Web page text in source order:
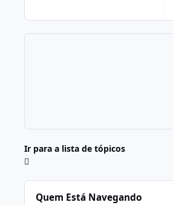
Ir para a lista de tópicos
Quem Está Navegando